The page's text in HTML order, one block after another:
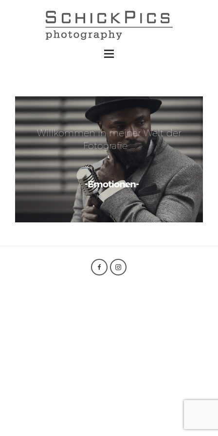
Willkommen in meiner Welt der
Fotografie …
-Emotionen-